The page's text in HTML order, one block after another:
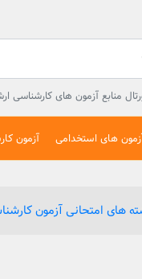
منابع آزمون های
های استخدامی آزمون
های امتحانی آزمون